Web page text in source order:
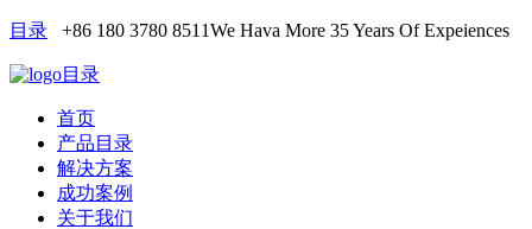
目录 +86 180 3780 8511We Hava More 35 Years Of Expeiences
目录
首页
产品目录
解决方案
成功案例
关于我们